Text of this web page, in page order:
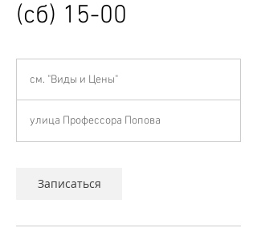
(сб) 15-00
см. "Виды и Цены"
улица Профессора Попова
Записаться